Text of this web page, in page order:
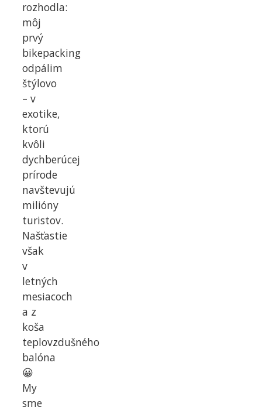
rozhodla:
môj
prvý
bikepacking
odpálim
štýlovo
– v
exotike,
ktorú
kvôli
dychberúcej
prírode
navštevujú
milióny
turistov.
Našťastie
však
v
letných
mesiacoch
a z
koša
teplovzdušného
balóna
😀
My
sme